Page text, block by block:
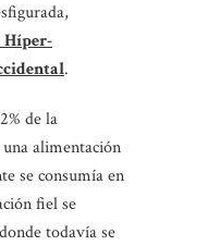
Híper-
.
de la
alimentación
se consumía en
fiel se
todavía se